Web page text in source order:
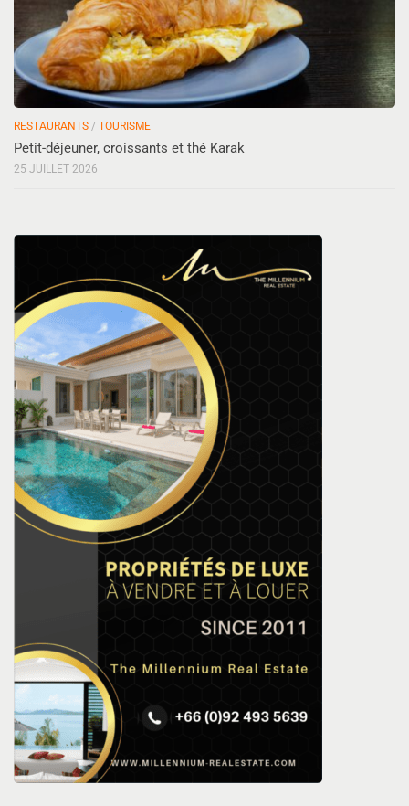
RESTAURANTS / TOURISME
Petit-déjeuner, croissants et thé Karak
25 JUILLET 2026